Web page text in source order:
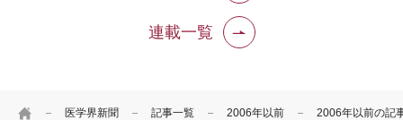
HOME 医学界新聞 記事一覧 2006年以前 2006年以前の記
連載一覧